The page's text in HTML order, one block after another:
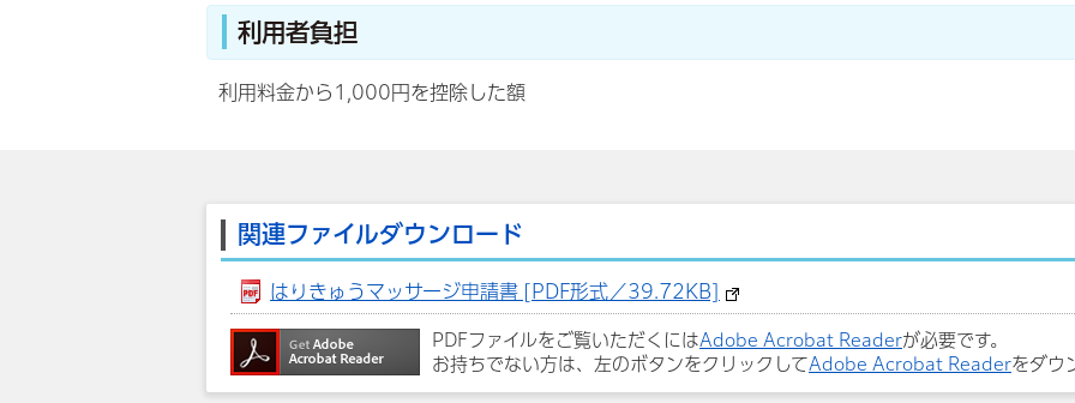
利用者負担
利用料金から1,000円を控除した額
関連ファイルダウンロード
はりきゅうマッサージ申請書 [PDF形式／39.72KB]
PDFファイルをご覧いただくにはAdobe Acrobat Readerが必要です。
お持ちでない方は、左のボタンをクリックしてAdobe Acrobat Readerをダウ